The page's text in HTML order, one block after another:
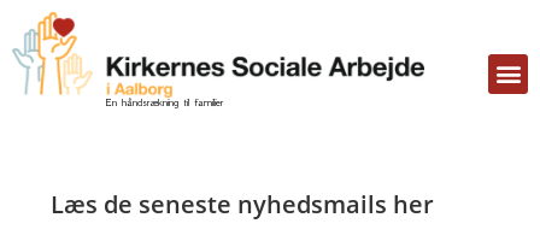
En håndsrækning til familier
Læs de seneste nyhedsmails her